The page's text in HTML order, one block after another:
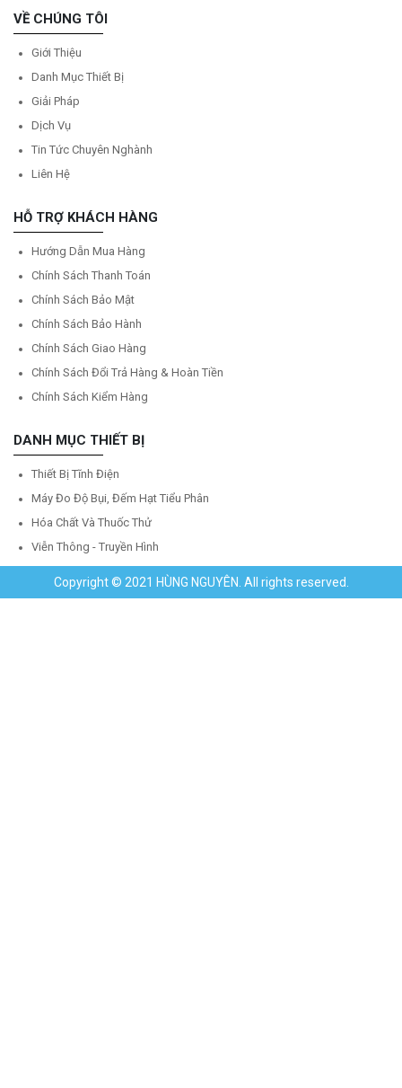
VỀ CHÚNG TÔI
Giới Thiệu
Danh Mục Thiết Bị
Giải Pháp
Dịch Vụ
Tin Tức Chuyên Nghành
Liên Hệ
HỖ TRỢ KHÁCH HÀNG
Hướng Dẫn Mua Hàng
Chính Sách Thanh Toán
Chính Sách Bảo Mật
Chính Sách Bảo Hành
Chính Sách Giao Hàng
Chính Sách Đổi Trả Hàng & Hoàn Tiền
Chính Sách Kiểm Hàng
DANH MỤC THIẾT BỊ
Thiết Bị Tĩnh Điện
Máy Đo Độ Bụi, Đếm Hạt Tiểu Phân
Hóa Chất Và Thuốc Thử
Viễn Thông - Truyền Hình
Copyright © 2021 HÙNG NGUYÊN. All rights reserved.